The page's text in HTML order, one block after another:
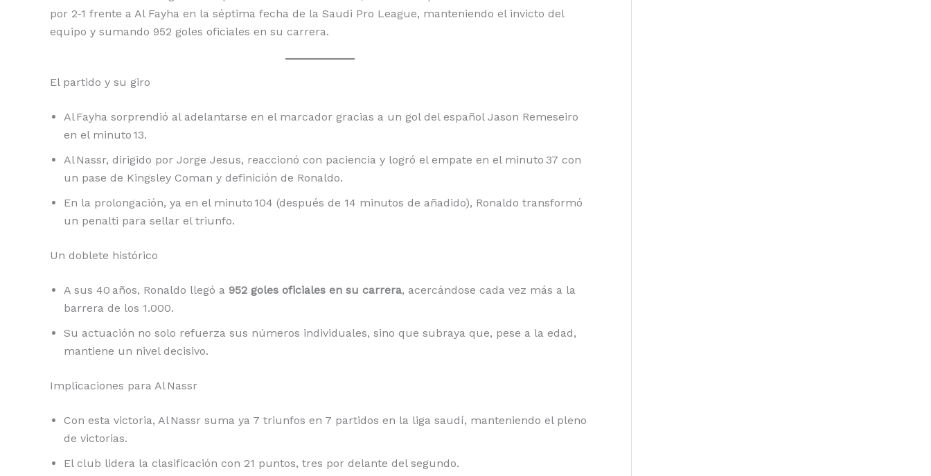
por 2‑1 frente a Al Fayha en la séptima fecha de la Saudi Pro League, manteniendo el invicto del
equipo y sumando 952 goles oficiales en su carrera.
El partido y su giro
Al Fayha sorprendió al adelantarse en el marcador gracias a un gol del español Jason Remeseiro
en el minuto 13.
Al Nassr, dirigido por Jorge Jesus, reaccionó con paciencia y logró el empate en el minuto 37 con
un pase de Kingsley Coman y definición de Ronaldo.
En la prolongación, ya en el minuto 104 (después de 14 minutos de añadido), Ronaldo transformó
un penalti para sellar el triunfo.
Un doblete histórico
A sus 40 años, Ronaldo llegó a 952 goles oficiales en su carrera, acercándose cada vez más a la
barrera de los 1.000.
Su actuación no solo refuerza sus números individuales, sino que subraya que, pese a la edad,
mantiene un nivel decisivo.
Implicaciones para Al Nassr
Con esta victoria, Al Nassr suma ya 7 triunfos en 7 partidos en la liga saudí, manteniendo el pleno
de victorias.
El club lidera la clasificación con 21 puntos, tres por delante del segundo.